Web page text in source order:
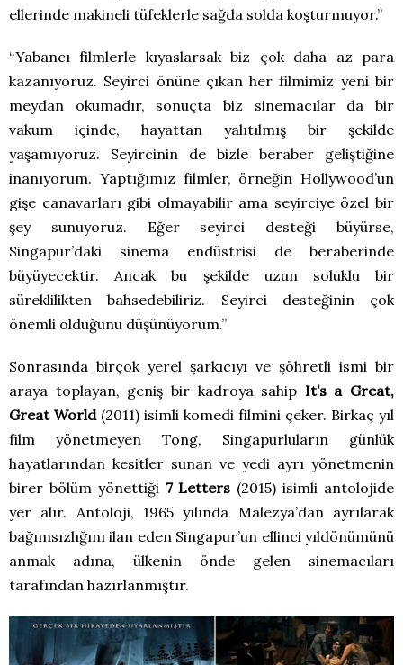
ellerinde makineli tüfeklerle sağda solda koşturmuyor.”
“Yabancı filmlerle kıyaslarsak biz çok daha az para
kazanıyoruz. Seyirci önüne çıkan her filmimiz yeni bir
meydan okumadır, sonuçta biz sinemacılar da bir
vakum içinde, hayattan yalıtılmış bir şekilde
yaşamıyoruz. Seyircinin de bizle beraber geliştiğine
inanıyorum. Yaptığımız filmler, örneğin Hollywood’un
gişe canavarları gibi olmayabilir ama seyirciye özel bir
şey sunuyoruz. Eğer seyirci desteği büyürse,
Singapur’daki sinema endüstrisi de beraberinde
büyüyecektir. Ancak bu şekilde uzun soluklu bir
süreklilikten bahsedebiliriz. Seyirci desteğinin çok
önemli olduğunu düşünüyorum.”
Sonrasında birçok yerel şarkıcıyı ve şöhretli ismi bir
araya toplayan, geniş bir kadroya sahip It’s a Great,
Great World(2011) isimli komedi filmini çeker. Birkaç yıl
film yönetmeyen Tong, Singapurluların günlük
hayatlarından kesitler sunan ve yedi ayrı yönetmenin
birer bölüm yönettiği 7 Letters (2015) isimli antolojide
yer alır. Antoloji, 1965 yılında Malezya’dan ayrılarak
bağımsızlığını ilan eden Singapur’un ellinci yıldönümünü
anmak adına, ülkenin önde gelen sinemacıları
tarafından hazırlanmıştır.